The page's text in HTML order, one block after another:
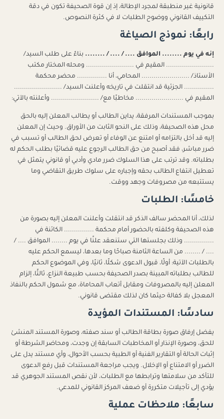
قانونية غير منطبقة لمجرد الإطالة، إذ إن قوة الصحيفة تكون في دقة
التكييف القانوني ووضوح الطلبات لا في كثرة النصوص.
رابعًا: نموذج الصياغة
إنه في يوم ........ الموافق .... / .... / ........ بناءً على طلب السيد/
........................ المقيم في ........................ ومحله المختار مكتب
الأستاذ/ ........................ المحامي، أنا ............... محضر محكمة
............... الجزئية قد انتقلت في تاريخه وأعلنت السيد/ ........................
المقيم في ........................ مخاطبًا مع/ ........................ وأعلنته بالآتي:
بموجب المستندات المرفقة، يداين الطالب أو يطالب المعلن إليه بالحق
محل هذه الصحيفة، وذلك على النحو الثابت من الأوراق. وحيث إن المعلن
إليه قد أخل بالتزامه أو امتنع عن الوفاء أو تعرض لحق الطالب أو تسبب في
ضرر مباشر، فقد أصبح من حق الطالب الرجوع عليه قضائيًا بطلب الحكم له
بطلباته. وقد ترتب على هذا السلوك ضرر مادي وأدبي أو قانوني يتمثل في
تعطيل انتفاع الطالب بحقه وإجباره على سلوك طريق التقاضي وما
يستتبعه من مصروفات وجهد ووقت.
خامسًا: الطلبات
لذلك، أنا المحضر سالف الذكر قد انتقلت وأعلنت المعلن إليه بصورة من
هذه الصحيفة وكلفته بالحضور أمام محكمة ............... الكائنة في
............... وذلك بجلستها التي ستنعقد علنًا في يوم ........ الموافق .... /
.... / ........ من الساعة الثامنة صباحًا وما بعدها، ليسمع الحكم عليه
بالطلبات الآتية: أولًا، قبول الدعوى شكلًا، ثانيًا، وفي الموضوع الحكم
للطالب بطلباته المبينة بصدر الصحيفة بحسب طبيعة النزاع، ثالثًا، إلزام
المعلن إليه بالمصروفات ومقابل أتعاب المحاماة، مع شمول الحكم بالنفاذ
المعجل بلا كفالة حيثما كان لذلك مقتضى قانوني.
سادسًا: المستندات المؤيدة
يفضل إرفاق صورة بطاقة الطالب أو سند صفته، وصورة المستند المنشئ
للحق، وصورة الإنذار أو المخاطبات السابقة إن وجدت، ومحاضر الشرطة أو
إثبات الحالة أو التقارير الفنية أو الطبية بحسب الأحوال، وأي مستند يدل على
الضرر أو الامتناع أو الإخلال. ويجب مراجعة المستندات قبل رفع الدعوى
للتأكد من سلامتها وترابطها مع الطلبات، لأن نقص المستند الجوهري قد
يؤدي إلى تأجيلات متكررة أو ضعف المركز القانوني للمدعي.
سابعًا: ملاحظات عملية